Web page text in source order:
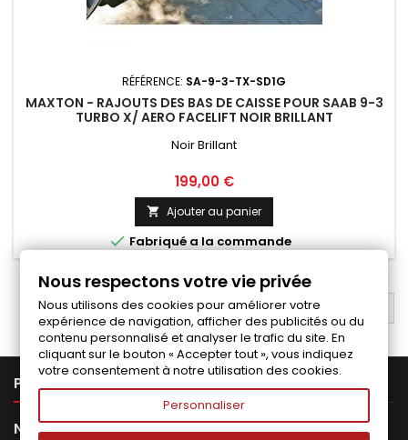
RÉFÉRENCE: SA-9-3-TX-SD1G
MAXTON - RAJOUTS DES BAS DE CAISSE POUR SAAB 9-3
TURBO X/ AERO FACELIFT NOIR BRILLANT
Noir Brillant
Prix
199,00 €
 Ajouter au panier
Fabriqué a la commande
RETOUR EN HAUT
PRODUITS
NOTRE SOCIÉTÉ 
Nous respectons votre vie privée
Nous utilisons des cookies pour améliorer votre
expérience de navigation, afficher des publicités ou du
contenu personnalisé et analyser le trafic du site. En
cliquant sur le bouton « Accepter tout », vous indiquez
votre consentement à notre utilisation des cookies.
Personnaliser